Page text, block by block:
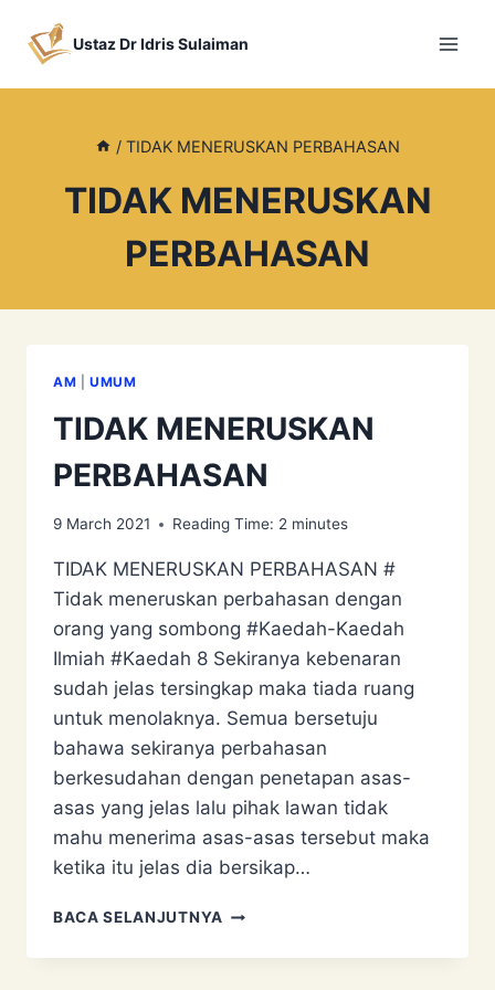
Ustaz Dr Idris Sulaiman
/ TIDAK MENERUSKAN PERBAHASAN
TIDAK MENERUSKAN
PERBAHASAN
AM UMUM
TIDAK MENERUSKAN
PERBAHASAN
9 March 2021 Reading Time: 2 minutes
TIDAK MENERUSKAN PERBAHASAN #
Tidak meneruskan perbahasan dengan
orang yang sombong #Kaedah-Kaedah
Ilmiah #Kaedah 8 Sekiranya kebenaran
sudah jelas tersingkap maka tiada ruang
untuk menolaknya. Semua bersetuju
bahawa sekiranya perbahasan
berkesudahan dengan penetapan asas-
asas yang jelas lalu pihak lawan tidak
mahu menerima asas-asas tersebut maka
ketika itu jelas dia bersikap…
BACA SELANJUTNYA TIDAK
PERBAHASAN